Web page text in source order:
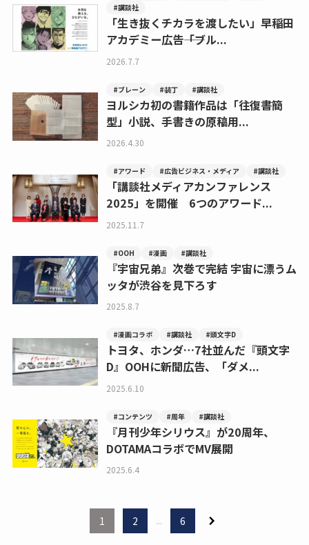
#講談社
「生き抜くチカラを渡したい」早稲田
アカデミー広告――「ブル...
2026.7.7
#ブレーン #装丁 #講談社
ヨルシカ初の書籍作品は「往復書簡
型」小説、手書きの原稿用...
2026.4.30
#アワード #広告ビジネス・メディア #講談社
「講談社メディアカンファレンス
2025」を開催 6つのアワード...
2025.11.7
#OOH #漫画 #講談社
『宇宙兄弟』次巻で完結 宇宙に漂うム
ッタが渋谷を見下ろす
2025.8.7
#漫画コラボ #講談社 #頭文字D
トヨタ、ホンダ…7社並んだ『頭文字
D』OOHに新聞広告、「ダメ...
2025.6.10
#コンテンツ #周年 #講談社
『月刊少年シリウス』が20周年、
DOTAMAコラボでMV展開
2025.6.4
1 2 ... 6